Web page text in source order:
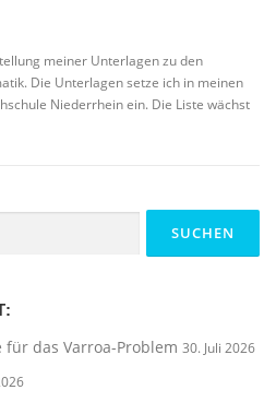
meiner Unterlagen zu den
Die Unterlagen setze ich in meinen
Niederrhein ein. Die Liste wächst
das Varroa-Problem 30. Juli 2026